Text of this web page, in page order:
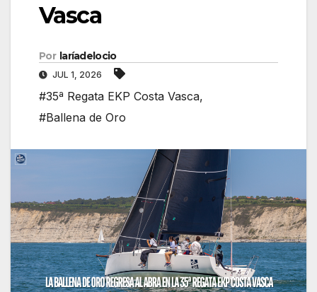
Vasca
Por laríadelocio
JUL 1, 2026
#35ª Regata EKP Costa Vasca,
#Ballena de Oro